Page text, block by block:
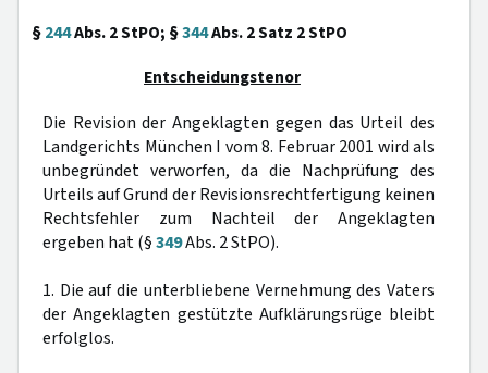
§244Abs. 2 StPO; §344Abs. 2 Satz 2 StPO
Entscheidungstenor
Die Revision der Angeklagten gegen das Urteil des
Landgerichts München I vom 8. Februar 2001 wird als
unbegründet verworfen, da die Nachprüfung des
Urteils auf Grund der Revisionsrechtfertigung keinen
Rechtsfehler zum Nachteil der Angeklagten
ergeben hat (§349Abs. 2 StPO).
1. Die auf die unterbliebene Vernehmung des Vaters
der Angeklagten gestützte Aufklärungsrüge bleibt
erfolglos.